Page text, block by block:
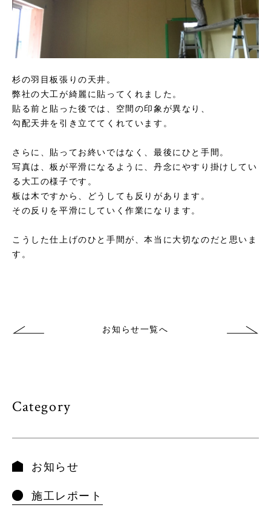
杉の羽目板張りの天井。
弊社の大工が綺麗に貼ってくれました。
貼る前と貼った後では、空間の印象が異なり、
勾配天井を引き立ててくれています。
さらに、貼ってお終いではなく、最後にひと手間。
写真は、板が平滑になるように、丹念にやすり掛けしてい
る大工の様子です。
板は木ですから、どうしても反りがあります。
その反りを平滑にしていく作業になります。
こうした仕上げのひと手間が、本当に大切なのだと思いま
す。
お知らせ一覧へ
Category
お知らせ
施工レポート